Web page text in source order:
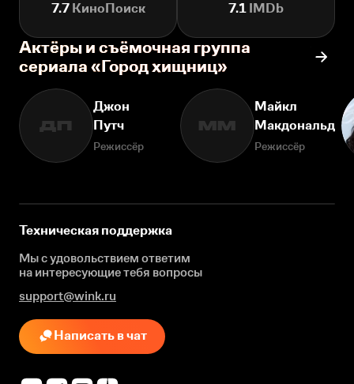
7.7КиноПоиск 7.1 IMDb
Актёры и съёмочная группа
сериала «Город хищниц»
ДП
Джон
Путч
Режиссёр
ММ
Майкл
Макдональд
Режиссёр
Техническая поддержка
Мы с удовольствием ответим
на интересующиетебя вопросы
support@wink.ru
Написать в чат